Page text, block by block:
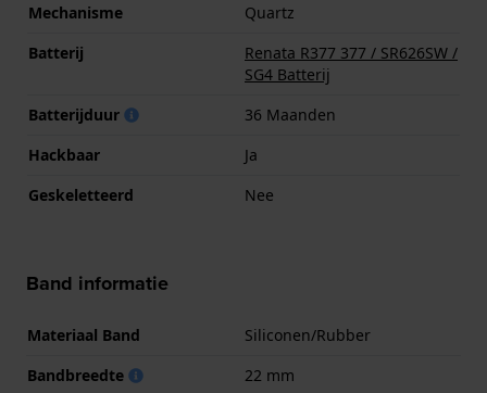
Mechanisme
Quartz
Batterij
Renata R377 377 / SR626SW /
SG4 Batterij
Batterijduur
36 Maanden
Hackbaar
Ja
Geskeletteerd
Nee
Band informatie
Materiaal Band
Siliconen/Rubber
Bandbreedte
22 mm